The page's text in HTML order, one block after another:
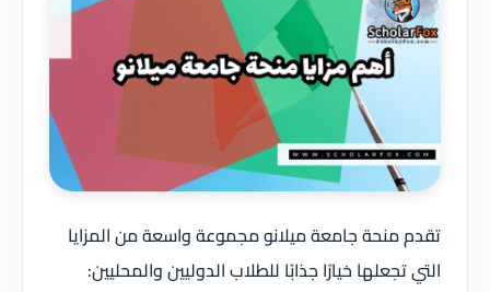
تقدم منحة جامعة ميلانو مجموعة واسعة من المزايا
التي تجعلها خيارًا جذابًا للطلاب الدوليين والمحليين: